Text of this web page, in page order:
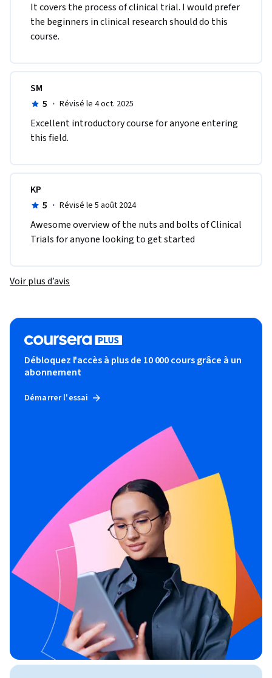
It covers the process of clinical trial. I would prefer
the beginners in clinical research should do this
course.
SM
5 · Révisé le 4 oct. 2025
Excellent introductory course for anyone entering
this field.
KP
5 · Révisé le 5 août 2024
Awesome overview of the nuts and bolts of Clinical
Trials for anyone looking to get started
Voir plus d’avis
Débloquez l'accès à plus de 10 000 cours grâce à un
abonnement
Démarrer l'essai